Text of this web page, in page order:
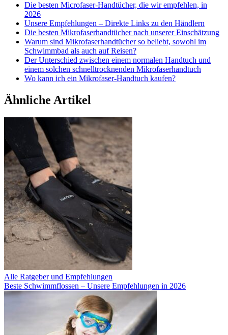
Die besten Microfaser-Handtücher, die wir empfehlen, in
2026
Unsere Empfehlungen – Direkte Links zu den Händlern
Die besten Mikrofaserhandtücher nach unserer Einschätzung
Warum sind Mikrofaserhandtücher so beliebt, sowohl im
Schwimmbad als auch auf Reisen?
Der Unterschied zwischen einem normalen Handtuch und
einem solchen schnelltrocknenden Mikrofaserhandtuch
Wo kann ich ein Mikrofaser-Handtuch kaufen?
Ähnliche Artikel
Alle Ratgeber und Empfehlungen
Beste Schwimmflossen – Unsere Empfehlungen in 2026